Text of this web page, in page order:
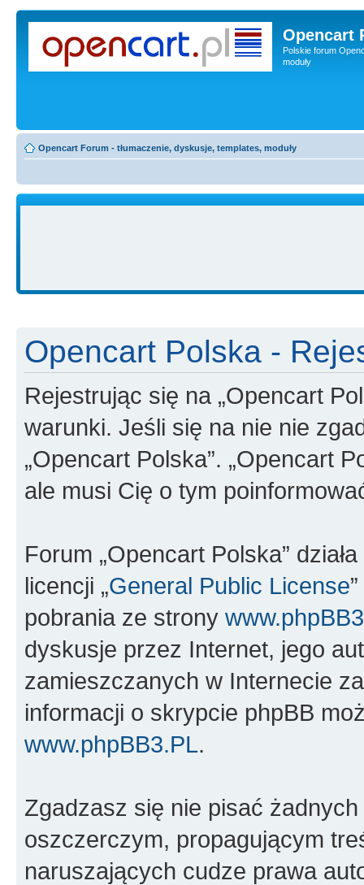
Opencart
Polskie forum
moduły
Opencart Forum - tłumaczenie, dyskusje, templates, moduły
Opencart Polska -
Rejestrując się na „Opencart
warunki. Jeśli się na nie nie
„Opencart Polska”. „Opencart
ale musi Cię o tym
Forum „Opencart Polska”
licencji „General Public License
pobrania ze strony
dyskusje przez Internet, jego
zamieszczanych w Internecie
informacji o skrypcie phpBB
www.phpBB3.PL.
Zgadzasz się nie pisać
oszczerczym, propagującym
naruszających cudze prawa